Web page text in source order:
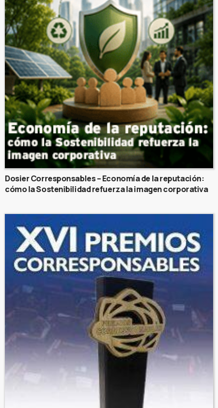
Dosier Corresponsables – Economía de la reputación:
cómo la Sostenibilidad refuerza la imagen corporativa